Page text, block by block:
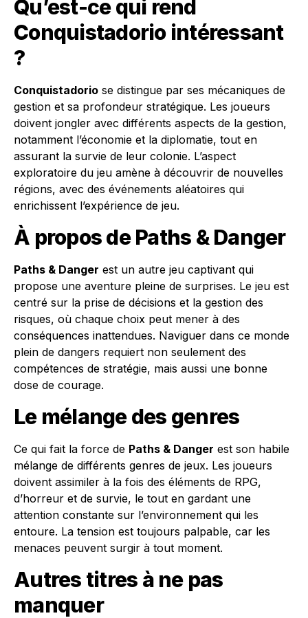
Qu’est-ce qui rend
Conquistadoriointéressant
?
Conquistadorio se distingue par ses mécaniques de
gestion et sa profondeur stratégique. Les joueurs
doivent jongler avec différents aspects de la gestion,
notamment l’économie et la diplomatie, tout en
assurant la survie de leur colonie. L’aspect
exploratoire du jeu amène à découvrir de nouvelles
régions, avec des événements aléatoires qui
enrichissent l’expérience de jeu.
À propos dePaths & Danger
Paths & Danger est un autre jeu captivant qui
propose une aventure pleine de surprises. Le jeu est
centré sur la prise de décisions et la gestion des
risques, où chaque choix peut mener à des
conséquences inattendues. Naviguer dans ce monde
plein de dangers requiert non seulement des
compétences de stratégie, mais aussi une bonne
dose de courage.
Le mélange des genres
Ce qui fait la force de Paths & Danger est son habile
mélange de différents genres de jeux. Les joueurs
doivent assimiler à la fois des éléments de RPG,
d’horreur et de survie, le tout en gardant une
attention constante sur l’environnement qui les
entoure. La tension est toujours palpable, car les
menaces peuvent surgir à tout moment.
Autres titres à ne pas
manquer